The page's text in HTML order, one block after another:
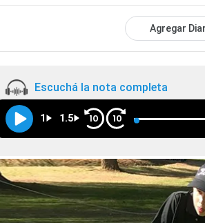
Agregar
Escuchá la nota completa
1 1.5 10 10